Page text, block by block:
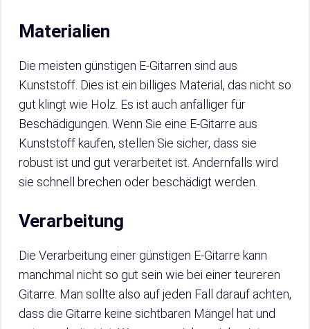
Materialien
Die meisten günstigen E-Gitarren sind aus
Kunststoff. Dies ist ein billiges Material, das nicht so
gut klingt wie Holz. Es ist auch anfälliger für
Beschädigungen. Wenn Sie eine E-Gitarre aus
Kunststoff kaufen, stellen Sie sicher, dass sie
robust ist und gut verarbeitet ist. Andernfalls wird
sie schnell brechen oder beschädigt werden.
Verarbeitung
Die Verarbeitung einer günstigen E-Gitarre kann
manchmal nicht so gut sein wie bei einer teureren
Gitarre. Man sollte also auf jeden Fall darauf achten,
dass die Gitarre keine sichtbaren Mängel hat und